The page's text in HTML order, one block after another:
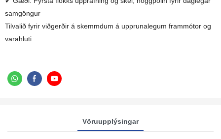
samgöngur
Tilvalið fyrir viðgerðir á skemmdum á upprunalegum frammótor og
varahluti
Vöruupplýsingar